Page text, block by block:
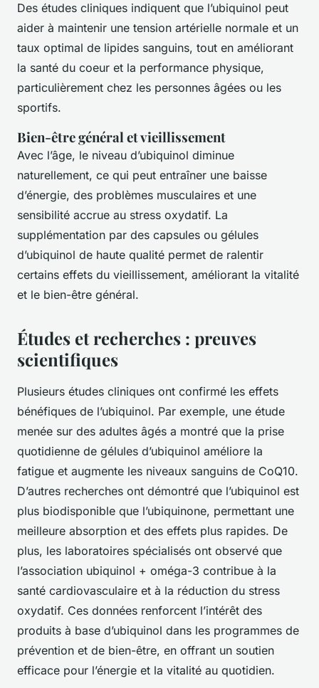
Des études cliniques indiquent que l’ubiquinol peut
aider à maintenir une tension artérielle normale et un
taux optimal de lipides sanguins, tout en améliorant
la santé du coeur et la performance physique,
particulièrement chez les personnes âgées ou les
sportifs.
Bien-être général et vieillissement
Avec l’âge, le niveau d’ubiquinol diminue
naturellement, ce qui peut entraîner une baisse
d’énergie, des problèmes musculaires et une
sensibilité accrue au stress oxydatif. La
supplémentation par des capsules ou gélules
d’ubiquinol de haute qualité permet de ralentir
certains effets du vieillissement, améliorant la vitalité
et le bien-être général.
Études et recherches : preuves
scientifiques
Plusieurs études cliniques ont confirmé les effets
bénéfiques de l’ubiquinol. Par exemple, une étude
menée sur des adultes âgés a montré que la prise
quotidienne de gélules d’ubiquinol améliore la
fatigue et augmente les niveaux sanguins de CoQ10.
D’autres recherches ont démontré que l’ubiquinol est
plus biodisponible que l’ubiquinone, permettant une
meilleure absorption et des effets plus rapides. De
plus, les laboratoires spécialisés ont observé que
l’association ubiquinol + oméga-3 contribue à la
santé cardiovasculaire et à la réduction du stress
oxydatif. Ces données renforcent l’intérêt des
produits à base d’ubiquinol dans les programmes de
prévention et de bien-être, en offrant un soutien
efficace pour l’énergie et la vitalité au quotidien.